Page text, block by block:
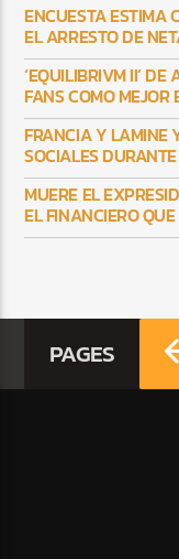
ENCUESTA ESTIMA
EL ARRESTO DE
‘EQUILIBRIVM II’
FANS COMO
FRANCIA Y LAMINE
SOCIALES
MUERE EL
EL FINANCIERO
PAGES